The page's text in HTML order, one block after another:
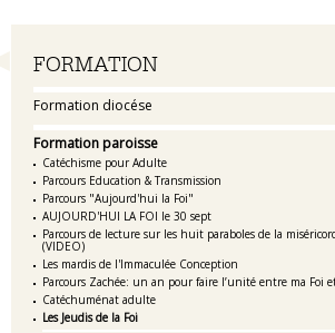
Navigation
FORMATION
Formation diocése
Formation paroisse
Catéchisme pour Adulte
Parcours Education & Transmission
Parcours "Aujourd'hui la Foi"
AUJOURD'HUI LA FOI le 30 sept
Parcours de lecture sur les huit paraboles de la
(VIDEO)
Les mardis de l'Immaculée Conception
Parcours Zachée: un an pour faire l’unité entre ma Foi
Catéchuménat adulte
Les Jeudis de la Foi